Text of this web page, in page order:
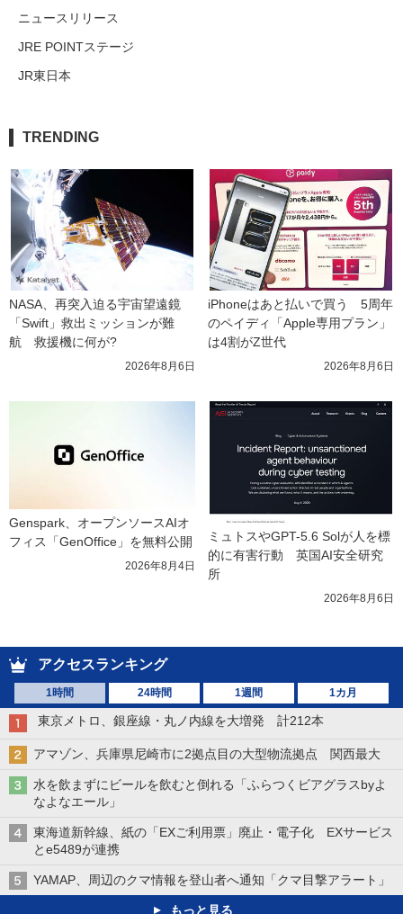
ニュースリリース
JRE POINTステージ
JR東日本
TRENDING
NASA、再突入迫る宇宙望遠鏡
「Swift」救出ミッションが難
航　救援機に何が?
2026年8月6日
iPhoneはあと払いで買う　5周年
のペイディ「Apple専用プラン」
は4割がZ世代
2026年8月6日
Genspark、オープンソースAIオ
フィス「GenOffice」を無料公開
2026年8月4日
ミュトスやGPT-5.6 Solが人を標
的に有害行動　英国AI安全研究
所
2026年8月6日
アクセスランキング
1時間 24時間 1週間 1カ月
東京メトロ、銀座線・丸ノ内線を大増発 計212本
アマゾン、兵庫県尼崎市に2拠点目の大型物流拠点 関西最大
水を飲まずにビールを飲むと倒れる「ふらつくビアグラスbyよ
なよなエール」
東海道新幹線、紙の「EXご利用票」廃止・電子化 EXサービス
とe5489が連携
YAMAP、周辺のクマ情報を登山者へ通知「クマ目撃アラート」
もっと見る